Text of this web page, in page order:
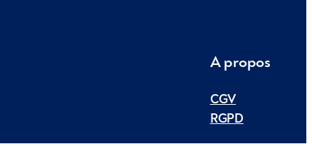
A propos
CGV
RGPD